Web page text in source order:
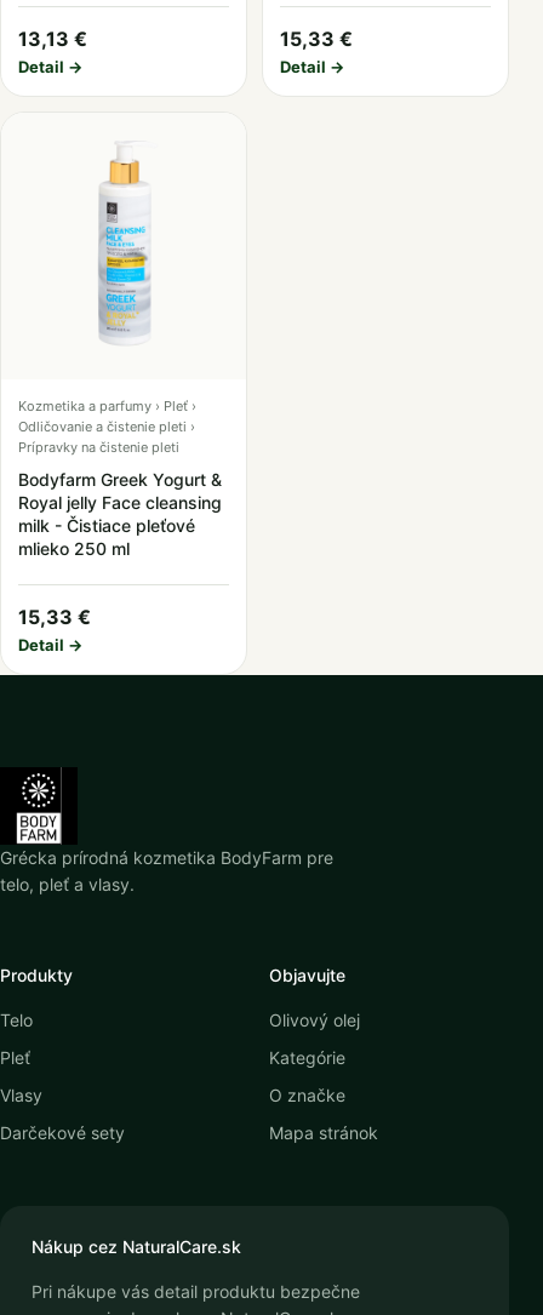
13,13 €
Detail →
15,33 €
Detail →
Kozmetika a parfumy › Pleť ›
Odličovanie a čistenie pleti ›
Prípravky na čistenie pleti
Bodyfarm Greek Yogurt &
Royal jelly Face cleansing
milk - Čistiace pleťové
mlieko 250 ml
15,33 €
Detail →
Grécka prírodná kozmetika BodyFarm pre
telo, pleť a vlasy.
Produkty
Telo
Pleť
Vlasy
Darčekové sety
Objavujte
Olivový olej
Kategórie
O značke
Mapa stránok
Nákup cez NaturalCare.sk
Pri nákupe vás detail produktu bezpečne